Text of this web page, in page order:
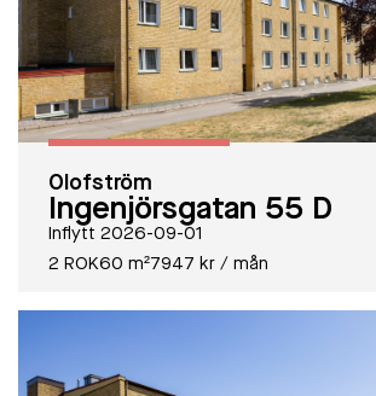
Olofström
Ingenjörsgatan 55 D
Inflytt 2026-09-01
2 ROK60 m²7947 kr / mån